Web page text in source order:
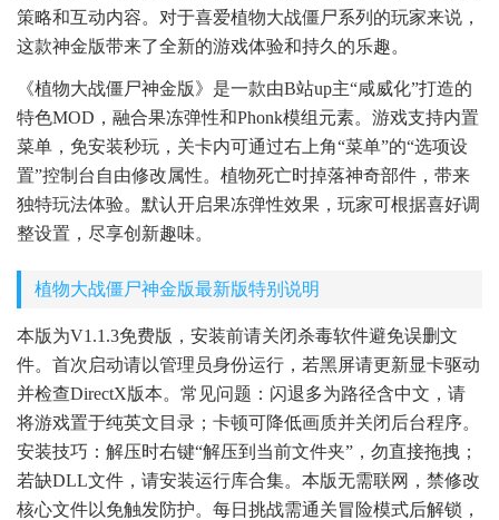
策略和互动内容。对于喜爱植物大战僵尸系列的玩家来说，
这款神金版带来了全新的游戏体验和持久的乐趣。
《植物大战僵尸神金版》是一款由B站up主“咸威化”打造的
特色MOD，融合果冻弹性和Phonk模组元素。游戏支持内置
菜单，免安装秒玩，关卡内可通过右上角“菜单”的“选项设
置”控制台自由修改属性。植物死亡时掉落神奇部件，带来
独特玩法体验。默认开启果冻弹性效果，玩家可根据喜好调
整设置，尽享创新趣味。
植物大战僵尸神金版最新版特别说明
本版为V1.1.3免费版，安装前请关闭杀毒软件避免误删文
件。首次启动请以管理员身份运行，若黑屏请更新显卡驱动
并检查DirectX版本。常见问题：闪退多为路径含中文，请
将游戏置于纯英文目录；卡顿可降低画质并关闭后台程序。
安装技巧：解压时右键“解压到当前文件夹”，勿直接拖拽；
若缺DLL文件，请安装运行库合集。本版无需联网，禁修改
核心文件以免触发防护。每日挑战需通关冒险模式后解锁，